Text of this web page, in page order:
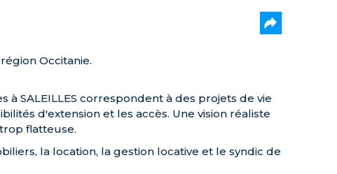
Occitanie.
SALEILLES correspondent à des projets de vie
d'extension et les accès. Une vision réaliste
flatteuse.
la location, la gestion locative et le syndic de